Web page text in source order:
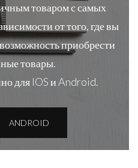
товаром с самых
от того, где вы
приобрести
товары.
для IOS и Android.
ANDROID